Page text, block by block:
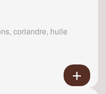
coriandre, huile